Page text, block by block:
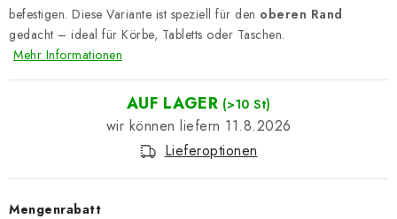
befestigen. Diese Variante ist speziell für den oberen Rand
gedacht – ideal für Körbe, Tabletts oder Taschen.
Mehr Informationen
AUF LAGER (>10 St)
11.8.2026
Lieferoptionen
Mengenrabatt